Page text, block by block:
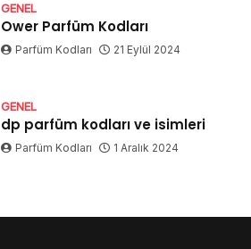
GENEL
Ower Parfüm Kodları
Parfüm Kodları 21 Eylül 2024
GENEL
dp parfüm kodları ve isimleri
Parfüm Kodları 1 Aralık 2024